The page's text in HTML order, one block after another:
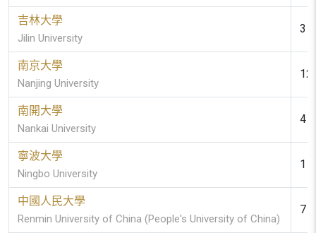
吉林大學
Jilin University
3 (
南京大學
Nanjing University
12
南開大學
Nankai University
4 (
寧波大學
Ningbo University
1
中國人民大學
Renmin University of China (People's University of China)
7